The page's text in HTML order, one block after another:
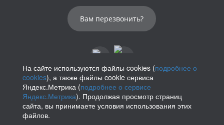
Вам перезвонить?
info@parikof.ru
На сайте используются файлы cookies (подробнее о
cookies), а также файлы cookie сервиса
Яндекс.Метрика (подробнее о сервисе
Яндекс.Метрика). Продолжая просмотр страниц
сайта, вы принимаете условия использования этих
файлов.